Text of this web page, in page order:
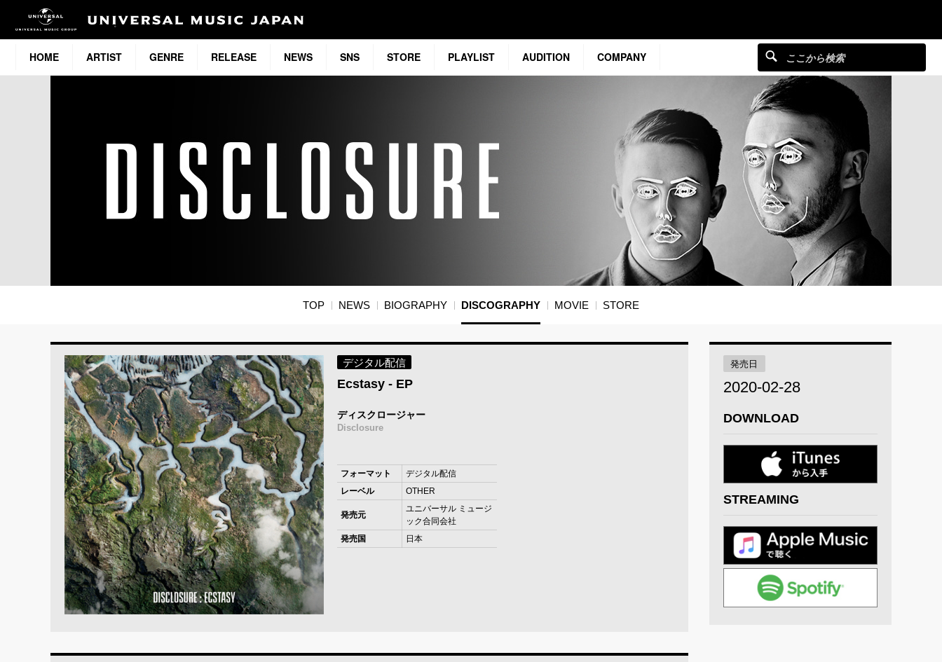
HOME ARTIST GENRE RELEASE NEWS SNS STORE PLAYLIST AUDITION COMPANY
TOP NEWS BIOGRAPHY DISCOGRAPHY MOVIE STORE
デジタル配信
Ecstasy - EP
ディスクロージャー
Disclosure
フォーマット
デジタル配信
レーベル
OTHER
発売元
ユニバーサル ミュージ
ック合同会社
発売国
日本
発売日
2020-02-28
DOWNLOAD
STREAMING